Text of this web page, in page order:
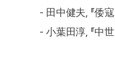
- 田中健夫, 『倭
- 小葉田淳, 『中